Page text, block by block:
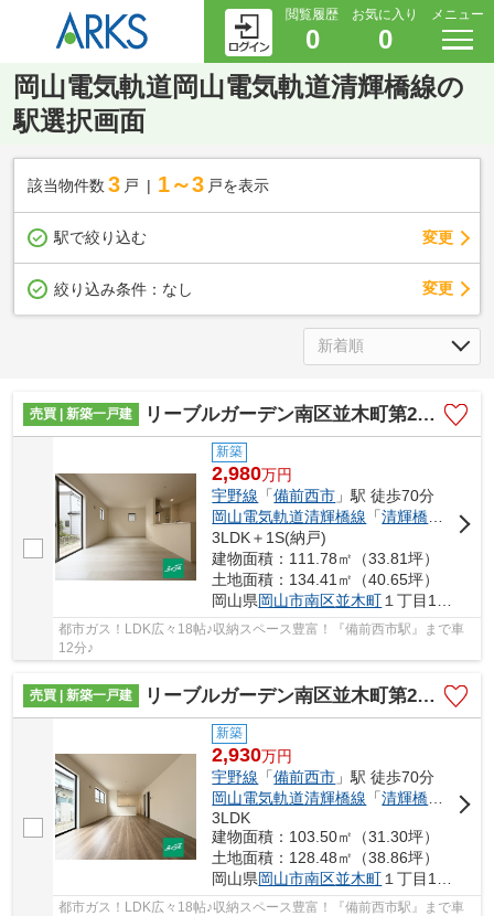
閲覧履歴
0
お気に入り
0
メニュー
岡山電気軌道岡山電気軌道清輝橋線の
駅選択画面
該当物件数 3 戸 1～3 戸を表示
駅で絞り込む 変更
絞り込み条件： なし 変更
売買 | 新築一戸建 リーブルガーデン南区並木町第2 (全2棟)
新築
2,980万円
宇野線 「備前西市 」駅 徒歩70分
岡山電気軌道清輝橋線 「清輝橋 」駅 徒
3LDK＋1S(納戸)
建物面積：111.78㎡（33.81坪）
土地面積：134.41㎡（40.65坪）
岡山県岡山市南区並木町 １丁目12-1
都市ガス！LDK広々18帖♪収納スペース豊富！『備前西市駅』まで車
12分♪
売買 | 新築一戸建 リーブルガーデン南区並木町第2 (全2棟)
新築
2,930万円
宇野線 「備前西市 」駅 徒歩70分
岡山電気軌道清輝橋線 「清輝橋 」駅 徒
3LDK
建物面積：103.50㎡（31.30坪）
土地面積：128.48㎡（38.86坪）
岡山県岡山市南区並木町 １丁目12-1
都市ガス！LDK広々18帖♪収納スペース豊富！『備前西市駅』まで車